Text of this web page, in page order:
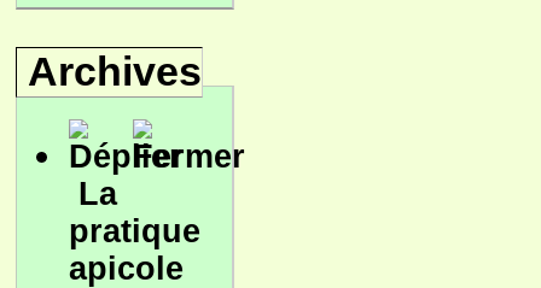
Archives
La
pratique
apicole